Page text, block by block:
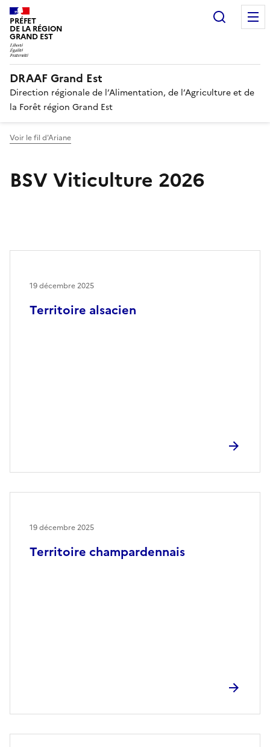
PRÉFET
DE LA RÉGION
GRAND EST
DRAAF Grand Est
Direction régionale de l’Alimentation, de l’Agriculture et de
la Forêt région Grand Est
Voir le fil d'Ariane
BSV Viticulture 2026
Territoire alsacien
19 décembre 2025
Territoire champardennais
19 décembre 2025